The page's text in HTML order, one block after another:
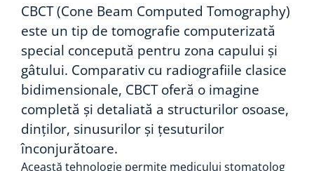
CBCT (Cone Beam Computed Tomography)
este un tip de tomografie computerizată
special concepută pentru zona capului și
gâtului. Comparativ cu radiografiile clasice
bidimensionale, CBCT oferă o imagine
completă și detaliată a structurilor osoase,
dinților, sinusurilor și țesuturilor
înconjurătoare.
Această tehnologie permite medicului stomatolog